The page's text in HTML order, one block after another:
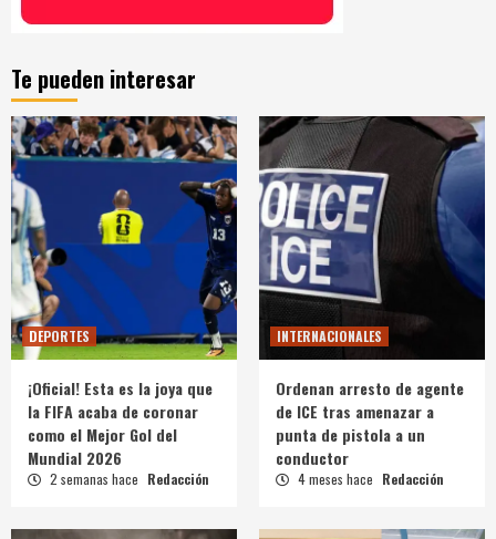
Te pueden interesar
DEPORTES
¡Oficial! Esta es la joya que
la FIFA acaba de coronar
como el Mejor Gol del
Mundial 2026
2 semanas hace Redacción
INTERNACIONALES
Ordenan arresto de agente
de ICE tras amenazar a
punta de pistola a un
conductor
4 meses hace Redacción